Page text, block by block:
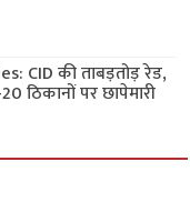
CID की ताबड़तोड़ रेड,
ठिकानों पर छापेमारी